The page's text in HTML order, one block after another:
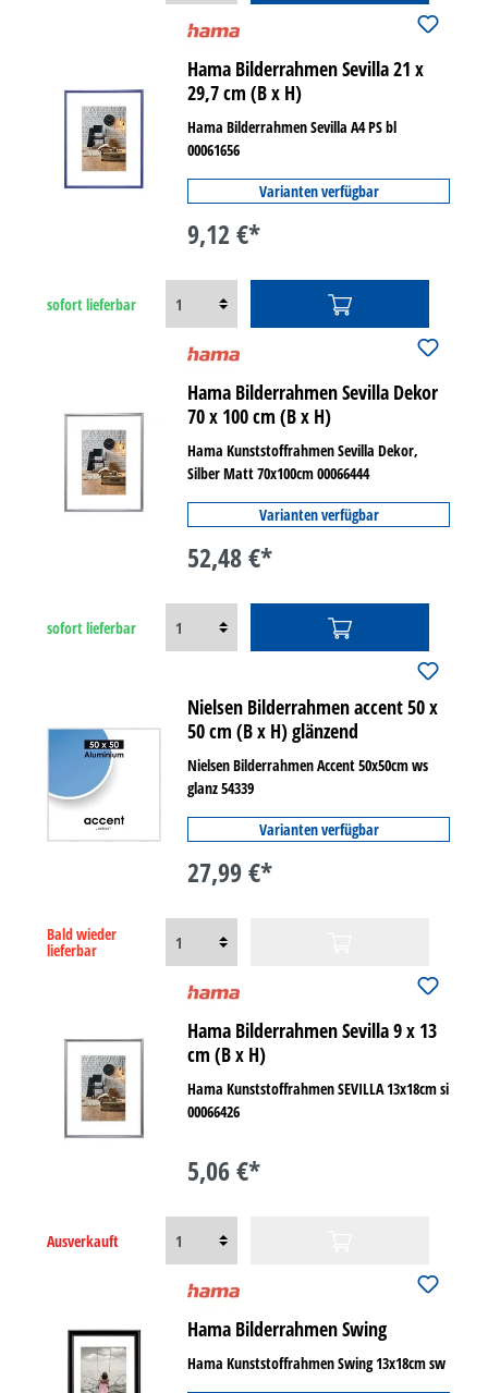
Hama Bilderrahmen Sevilla 21 x
29,7 cm (B x H)
Hama Bilderrahmen Sevilla A4 PS bl
00061656
Varianten verfügbar
9,12 €*
sofort lieferbar
Hama Bilderrahmen Sevilla Dekor
70 x 100 cm (B x H)
Hama Kunststoffrahmen Sevilla Dekor,
Silber Matt 70x100cm 00066444
Varianten verfügbar
52,48 €*
sofort lieferbar
Nielsen Bilderrahmen accent 50 x
50 cm (B x H) glänzend
Nielsen Bilderrahmen Accent 50x50cm ws
glanz 54339
Varianten verfügbar
27,99 €*
Bald wieder
lieferbar
Hama Bilderrahmen Sevilla 9 x 13
cm (B x H)
Hama Kunststoffrahmen SEVILLA 13x18cm si
00066426
5,06 €*
Ausverkauft
Hama Bilderrahmen Swing
Hama Kunststoffrahmen Swing 13x18cm sw